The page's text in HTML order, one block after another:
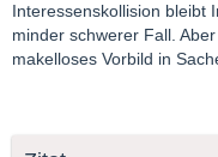
Interessenskollision bleibt
minder schwerer Fall.
makelloses Vorbild in